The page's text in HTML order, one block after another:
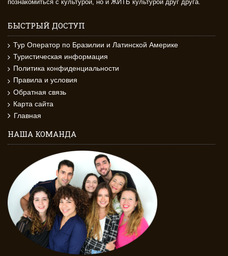
познакомиться с культурой, но и ЖИТЬ культурой друг друга.
БЫСТРЫЙ ДОСТУП
Тур Оператор по Бразилии и Латинской Америке
Туристическая информация
Политика конфиденциальности
Правила и условия
Обратная связь
Карта сайта
Главная
НАША КОМАНДА